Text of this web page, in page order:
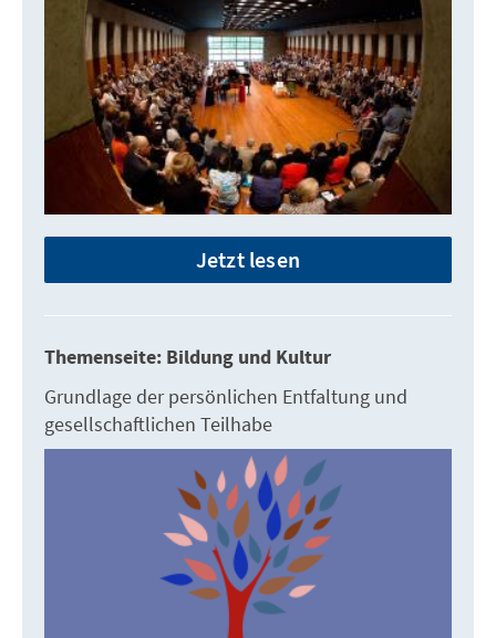
Jetzt lesen
Themenseite: Bildung und Kultur
Grundlage der persönlichen Entfaltung und
gesellschaftlichen Teilhabe